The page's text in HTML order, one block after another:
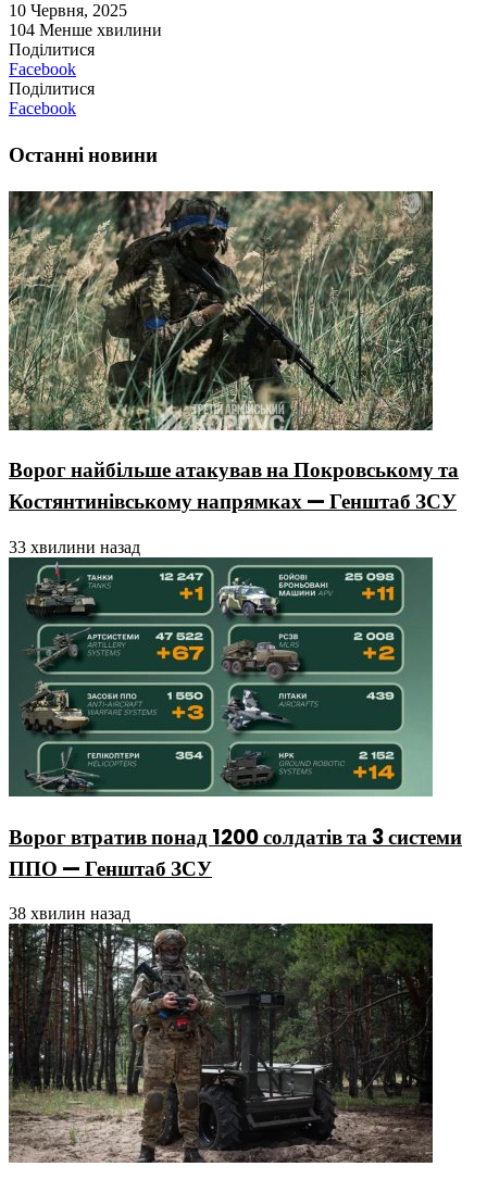
10 Червня, 2025
104 Менше хвилини
Поділитися
Facebook
Поділитися
Facebook
Останні новини
Ворог найбільше атакував на Покровському та
Костянтинівському напрямках — Генштаб ЗСУ
33 хвилини назад
Ворог втратив понад 1200 солдатів та 3 системи
ППО — Генштаб ЗСУ
38 хвилин назад